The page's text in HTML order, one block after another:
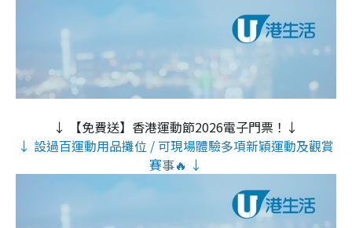
↓ 【免費送】香港運動節2026電子門票！↓
↓ 設過百運動用品攤位 / 可現場體驗多項新穎運動及觀賞
賽事🔥 ↓